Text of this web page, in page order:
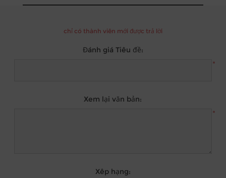
chỉ có thành viên mới được trả lời
Đánh giá Tiêu đề:
*
Xem lại văn bản:
*
Xêp hạng: